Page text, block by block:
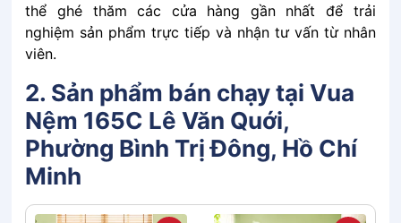
thể͏͏ ghé͏͏ thăm͏͏ các͏͏ cửa͏͏ hàng͏͏ gần͏͏ nhất͏͏ để͏͏ trải͏͏
nghiệm͏͏ sản͏͏ phẩm͏͏ trực͏͏ tiếp͏͏ và͏͏ nhận͏͏ tư͏͏ vấn͏͏ từ͏͏ nhân͏͏
viên.
2. Sản phẩm bán chạy tại Vua
Nệm 165C Lê Văn Quới,
Phường Bình Trị Đông, Hồ Chí
Minh